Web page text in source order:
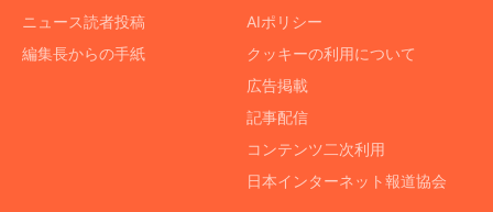
ニュース読者投稿
編集長からの手紙
AIポリシー
クッキーの利用について
広告掲載
記事配信
コンテンツ二次利用
日本インターネット報道協会